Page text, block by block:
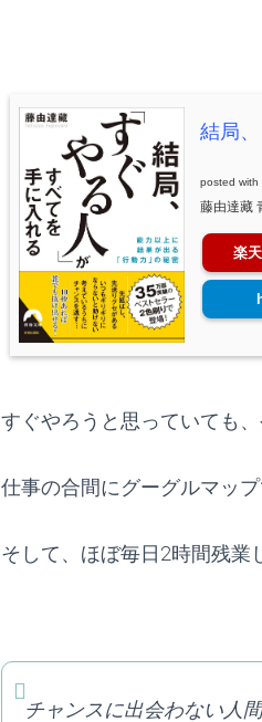
結局
posted with
藤由達藏
楽
すぐやろうと思っていても、
仕事の合間にグーグルマッ
そして、ほぼ毎日2時間残業
チャンスに出会わない人